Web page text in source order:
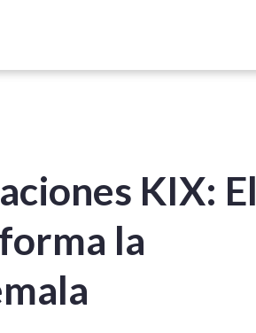
KIX: El
la